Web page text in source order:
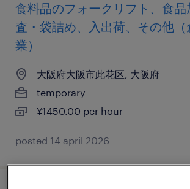
食料品のフォークリフト、食品
査・袋詰め、入出荷、その他
業）
大阪府大阪市此花区, 大阪府
temporary
¥1450.00 per hour
posted 14 april 2026